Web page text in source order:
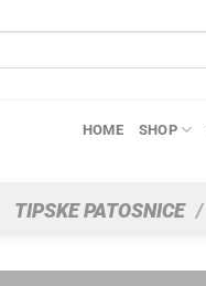
HOME SHOP
TIPSKE PATOSNICE /